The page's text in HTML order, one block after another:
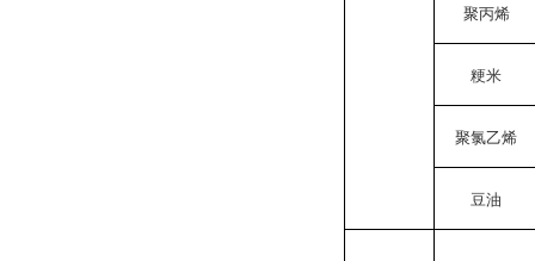
聚丙烯
粳米
聚氯乙烯
豆油